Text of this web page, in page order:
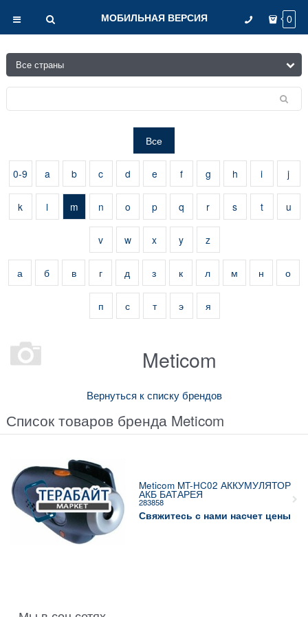
МОБИЛЬНАЯ ВЕРСИЯ 0
Все
0-9 a b c d e f g h i j
k l m n o p q r s t u
v w x y z
а б в г д з к л м н о
п с т э я
Meticom
Вернуться к списку брендов
Список товаров бренда Meticom
Meticom MT-HC02 АККУМУЛЯТОР
АКБ БАТАРЕЯ
283858
Свяжитесь с нами насчет цены